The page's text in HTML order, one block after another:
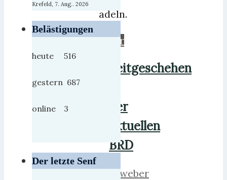
adeln.
mehr
Zeitgeschehen
der
aktuellen
BRD
herrweber
Krefeld, 7. Aug.. 2026
Belästigungen
heute 516
gestern 687
online 3
Der letzte Senf